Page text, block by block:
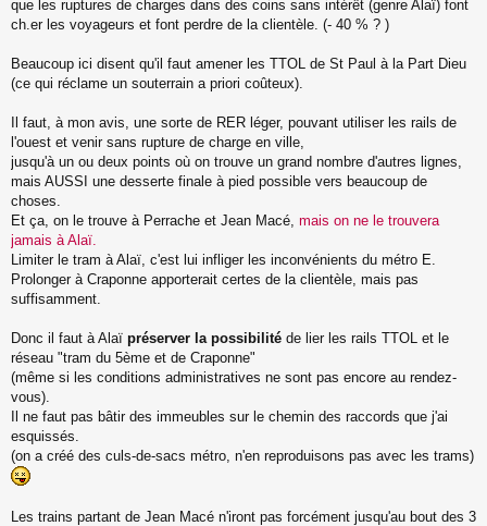
que les ruptures de charges dans des coins sans intérêt (genre Alaï) font
ch.er les voyageurs et font perdre de la clientèle. (- 40 % ? )
Beaucoup ici disent qu'il faut amener les TTOL de St Paul à la Part Dieu
(ce qui réclame un souterrain a priori coûteux).
Il faut, à mon avis, une sorte de RER léger, pouvant utiliser les rails de
l'ouest et venir sans rupture de charge en ville,
jusqu'à un ou deux points où on trouve un grand nombre d'autres lignes,
mais AUSSI une desserte finale à pied possible vers beaucoup de
choses.
Et ça, on le trouve à Perrache et Jean Macé, mais on ne le trouvera
jamais à Alaï.
Limiter le tram à Alaï, c'est lui infliger les inconvénients du métro E.
Prolonger à Craponne apporterait certes de la clientèle, mais pas
suffisamment.
Donc il faut à Alaï préserver la possibilité de lier les rails TTOL et le
réseau "tram du 5ème et de Craponne"
(même si les conditions administratives ne sont pas encore au rendez-
vous).
Il ne faut pas bâtir des immeubles sur le chemin des raccords que j'ai
esquissés.
(on a créé des culs-de-sacs métro, n'en reproduisons pas avec les trams)
Les trains partant de Jean Macé n'iront pas forcément jusqu'au bout des 3